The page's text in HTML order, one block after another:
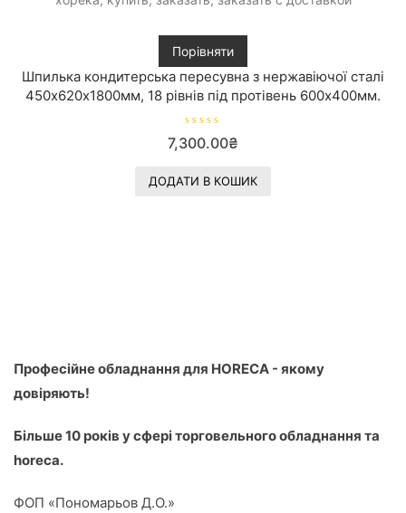
Порівняти
Шпилька кондитерська пересувна з нержавіючої сталі
450х620х1800мм, 18 рівнів під протівень 600х400мм.
О
ц
е
н
7,300.00₴
ДОДАТИ В КОШИК
Професійне обладнання для HORECA - якому
довіряють!
Більше 10 років у сфері торговельного обладнання та
horeca.
ФОП «Пономарьов Д.О.»